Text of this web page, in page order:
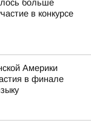
больше
в конкурсе
Америки
в финале